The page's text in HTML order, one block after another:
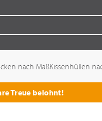
nach MaßKissenhüllen
Treue belohnt!